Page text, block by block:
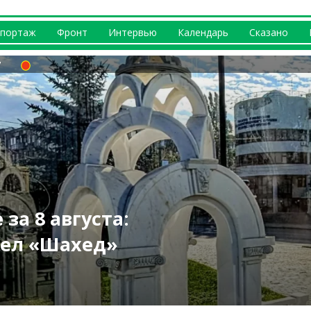
Фронт Интервью Календарь Сказано
по Харькову:
в Харькове:
(видео)
чем била РФ
погиб
(фото)
8 августа:
«Шахед»
на